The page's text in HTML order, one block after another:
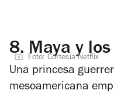
8. Maya y
Foto: Cortesía Netflix
Una princesa
mesoamericana